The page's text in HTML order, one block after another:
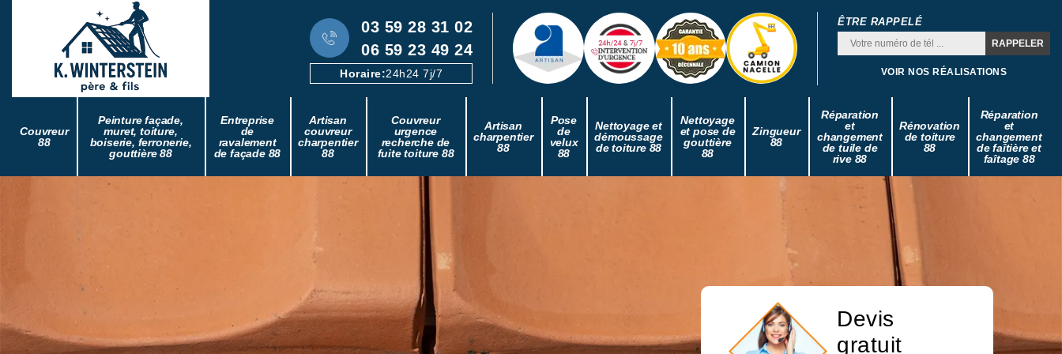
03 59 28 31 02
06 59 23 49 24
Horaire:24h24 7j/7
ÊTRE RAPPELÉ
VOIR NOS RÉALISATIONS
Couvreur
88
Peinture façade,
muret, toiture,
boiserie, ferronerie,
gouttière 88
Entreprise
de
ravalement
de façade 88
Artisan
couvreur
charpentier
88
Couvreur
urgence
recherche de
fuite toiture 88
Artisan
charpentier
88
Pose
de
velux
88
Nettoyage et
démoussage
de toiture 88
Nettoyage
et pose de
gouttière
88
Zingueur
88
Réparation
et
changement
de tuile de
rive 88
Rénovation
de toiture
88
Réparation
et
changement
de faîtière et
faîtage 88
Devis
gratuit